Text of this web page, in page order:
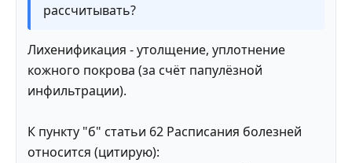
рассчитывать?
Лихенификация - утолщение, уплотнение
кожного покрова (за счёт папулёзной
инфильтрации).
К пункту "б" статьи 62 Расписания болезней
относится (цитирую):